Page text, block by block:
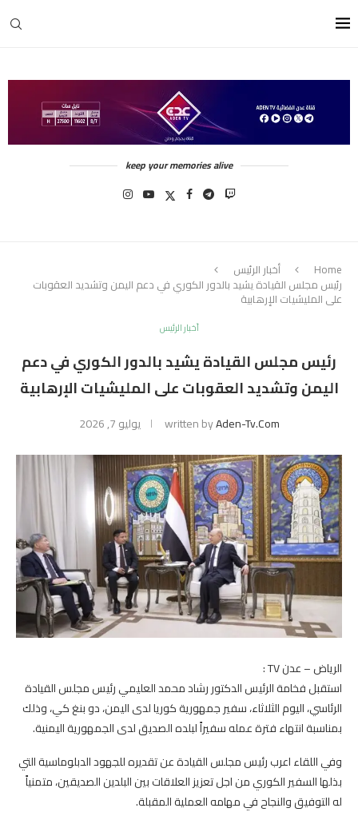
keep your memories alive
Home أخبار الرئيس
رئيس مجلس القيادة يشيد بالدور الكوري في دعم اليمن وتشديد العقوبات
على المليشيات الإرهابية
أخبار الرئيس
رئيس مجلس القيادة يشيد بالدور الكوري في دعم
اليمن وتشديد العقوبات على المليشيات الإرهابية
written byAden-Tv.com يوليو 7, 2026
الرياض – عدن TV :
استقبل فخامة الرئيس الدكتور رشاد محمد العليمي رئيس مجلس القيادة
الرئاسي، اليوم الثلاثاء، سفير جمهورية كوريا لدى اليمن، دو بنغ كي، وذلك
بمناسبة انتهاء فترة عمله سفيراً لبلده الصديق لدى الجمهورية اليمنية.
وفي اللقاء اعرب رئيس مجلس القيادة عن تقديره للجهود الدبلوماسية التي
بذلها السفير الكوري من اجل تعزيز العلاقات بين البلدين الصديقين، متمنياً
له التوفيق والنجاح في مهامه العملية المقبلة.